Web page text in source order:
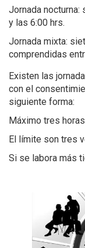
Jornada
y las 6:00 hrs.
Jornada mixta:
comprendidas
Existen las
con el
siguiente forma:
Máximo tres
El límite son tres
Si se labora más